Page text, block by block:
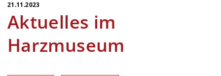
21.11.2023
Aktuelles im
Harzmuseum